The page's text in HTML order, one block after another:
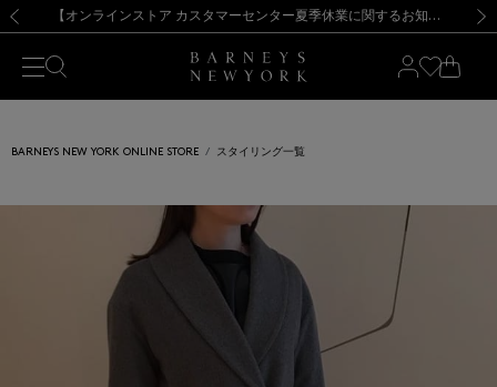
新規登録のお客様も対象！＜MY BARNEYS＞会員のお客様は11,000円（税込）以上のお買上げで常時送料無料！お買い物の際は会員登録を！
【夏季休業に伴う出荷一時停止のお知らせ】(2026.8.7) 【オンラインストア カスタマーセンター夏季休業に関するお知らせ】（2026.8.7）
【夏季休業に伴う返品・交換承り一時停止のお知らせ】（2026.8.5）
熊本県を中心とした地震の影響によるお荷物のお届けについて
【開催中】SUMMER SALEのご案内・ご注意事項 新規登録のお客様も対象！＜MY BARNEYS＞会員のお客様は11,000円（税込）以上のお買上げで常時送料無料！お買い物の際は会員登録を！
【夏季休業に伴う出荷一時停止のお知らせ】(2026.8.7)
BARNEYS NEW YORK ONLINE STORE スタイリング一覧